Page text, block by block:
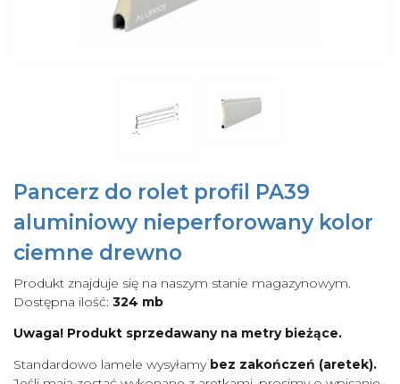
Pancerz do rolet profil PA39
aluminiowy nieperforowany kolor
ciemne drewno
Produkt znajduje się na naszym stanie magazynowym.
Dostępna ilość: 324 mb
Uwaga! Produkt sprzedawany na metry bieżące.
Standardowo lamele wysyłamy bez zakończeń (aretek).